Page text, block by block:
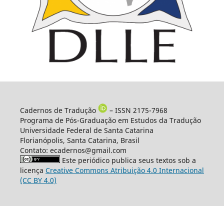
Cadernos de Tradução
– ISSN 2175-7968
Programa de Pós-Graduação em Estudos da Tradução
Universidade Federal de Santa Catarina
Florianópolis, Santa Catarina, Brasil
Contato: ecadernos@gmail.com
Este periódico publica seus textos sob a
licença Creative Commons Atribuição 4.0 Internacional
(CC BY 4.0)